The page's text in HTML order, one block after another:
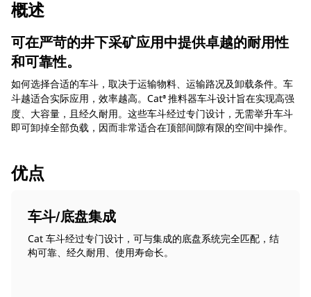
概述
可在严苛的井下采矿应用中提供卓越的耐用性
和可靠性。
如何选择合适的车斗，取决于运输物料、运输路况及卸载条件。车
斗越适合实际应用，效率越高。Cat® 推料器车斗设计旨在实现高强
度、大容量，且经久耐用。这些车斗经过专门设计，无需举升车斗
即可卸掉全部负载，因而非常适合在顶部间隙有限的空间中操作。
优点
车斗/底盘集成
Cat 车斗经过专门设计，可与集成的底盘系统完全匹配，结
构可靠、经久耐用、使用寿命长。